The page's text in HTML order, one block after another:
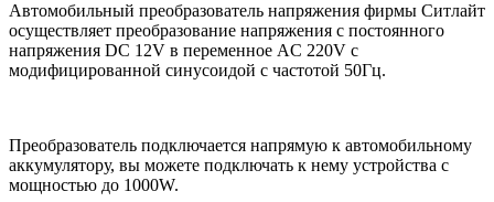
Автомобильный преобразователь напряжения фирмы Ситлайт
осуществляет преобразование напряжения с постоянного
напряжения DC 12V в переменное AC 220V с
модифицированной синусоидой с частотой 50Гц.
Преобразователь подключается напрямую к автомобильному
аккумулятору, вы можете подключать к нему устройства с
мощностью до 1000W.